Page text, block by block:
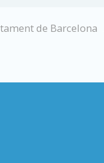
de Barcelona